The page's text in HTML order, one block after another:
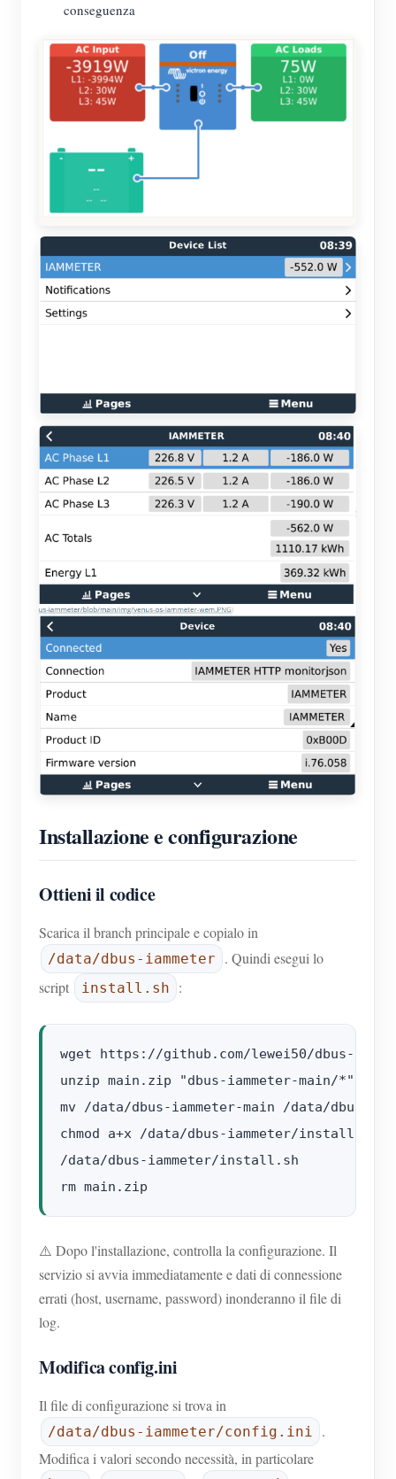
conseguenza
Installazione e configurazione
Ottieni il codice
Scarica il branch principale e copialo in
/data/dbus-iammeter
. Quindi esegui lo
script
install.sh :
wget https://github.com/lewei50/dbus-
unzip main.zip "dbus-iammeter-main/*" -d /
mv /data/dbus-iammeter-main /data/dbus-
chmod a+x /data/dbus-iammeter/install.sh
/data/dbus-iammeter/install.sh
⚠️ Dopo l'installazione, controlla la configurazione. Il
servizio si avvia immediatamente e dati di connessione
errati (host, username, password) inonderanno il file di
log.
Modifica config.ini
Il file di configurazione si trova in
/data/dbus-iammeter/config.ini
.
Modifica i valori secondo necessità, in particolare